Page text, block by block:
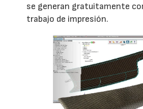
se generan gratuitamente
trabajo de impresión.